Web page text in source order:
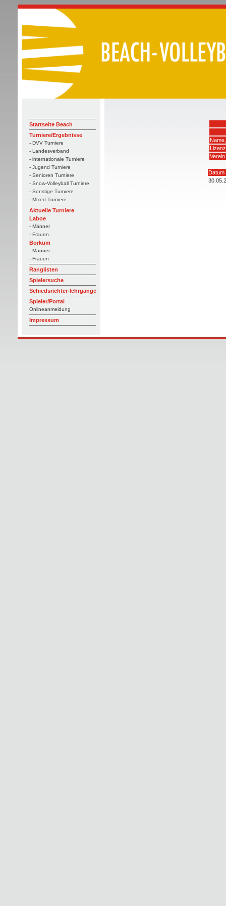
Startseite Beach
Turniere/Ergebnisse
- DVV Turniere
- Landesverband
- internationale Turniere
- Jugend Turniere
- Senioren Turniere
- Snow-Volleyball Turniere
- Sonstige Turniere
- Mixed Turniere
Aktuelle Turniere
Laboe
- Männer
- Frauen
Borkum
- Männer
- Frauen
Ranglisten
Spielersuche
Schiedsrichter-lehrgänge
Spieler/Portal
Onlineanmeldung
Impressum
Verein
Datum